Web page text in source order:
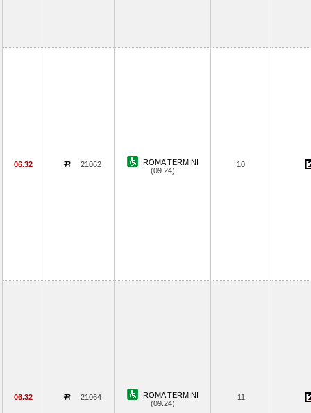
06.32 21062
ROMA TERMINI
(09.24)
10
06.32 21064
ROMA TERMINI
(09.24)
11